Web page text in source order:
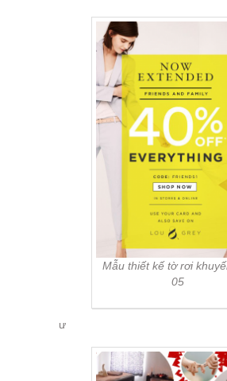
Mẫu thiết kế tờ rơi
05
ư